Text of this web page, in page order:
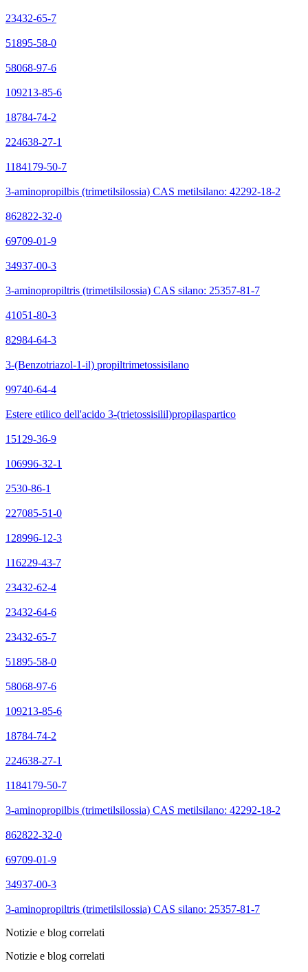
23432-65-7
51895-58-0
58068-97-6
109213-85-6
18784-74-2
224638-27-1
1184179-50-7
3-aminopropilbis (trimetilsilossia) CAS metilsilano: 42292-18-2
862822-32-0
69709-01-9
34937-00-3
3-aminopropiltris (trimetilsilossia) CAS silano: 25357-81-7
41051-80-3
82984-64-3
3-(Benzotriazol-1-il) propiltrimetossisilano
99740-64-4
Estere etilico dell'acido 3-(trietossisilil)propilaspartico
15129-36-9
106996-32-1
2530-86-1
227085-51-0
128996-12-3
116229-43-7
23432-62-4
23432-64-6
23432-65-7
51895-58-0
58068-97-6
109213-85-6
18784-74-2
224638-27-1
1184179-50-7
3-aminopropilbis (trimetilsilossia) CAS metilsilano: 42292-18-2
862822-32-0
69709-01-9
34937-00-3
3-aminopropiltris (trimetilsilossia) CAS silano: 25357-81-7
Notizie e blog correlati
Notizie e blog correlati